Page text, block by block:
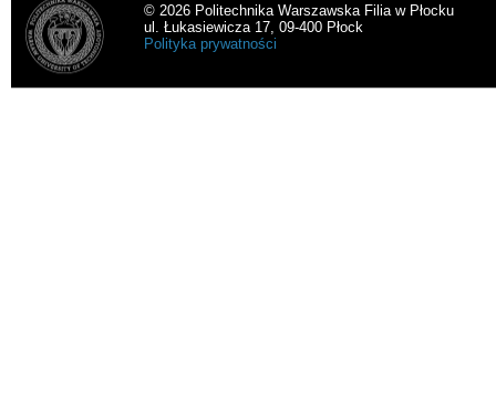
© 2026 Politechnika Warszawska Filia w Płocku
ul. Łukasiewicza 17, 09-400 Płock
Polityka prywatności